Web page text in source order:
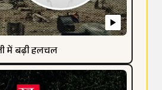
में बढ़ी हलचल